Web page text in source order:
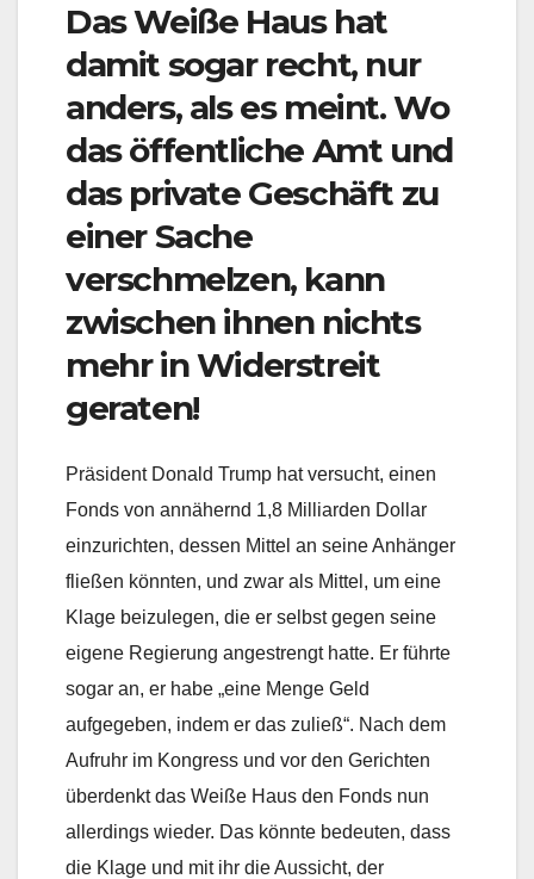
Das Weiße Haus hat
damit sogar recht, nur
anders, als es meint. Wo
das öffentliche Amt und
das private Geschäft zu
einer Sache
verschmelzen, kann
zwischen ihnen nichts
mehr in Widerstreit
geraten!
Präsident Donald Trump hat versucht, einen
Fonds von annähernd 1,8 Milliarden Dollar
einzurichten, dessen Mittel an seine Anhänger
fließen könnten, und zwar als Mittel, um eine
Klage beizulegen, die er selbst gegen seine
eigene Regierung angestrengt hatte. Er führte
sogar an, er habe „eine Menge Geld
aufgegeben, indem er das zuließ“. Nach dem
Aufruhr im Kongress und vor den Gerichten
überdenkt das Weiße Haus den Fonds nun
allerdings wieder. Das könnte bedeuten, dass
die Klage und mit ihr die Aussicht, der